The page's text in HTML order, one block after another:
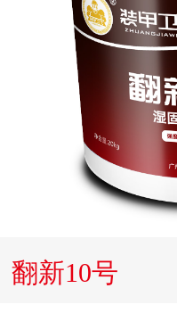
翻新10号